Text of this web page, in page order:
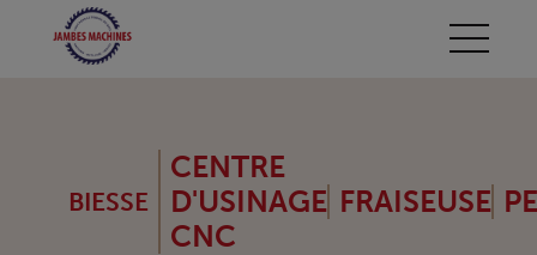
BIESSE
CENTRE
D'USINAGE
CNC
FRAISEUSE